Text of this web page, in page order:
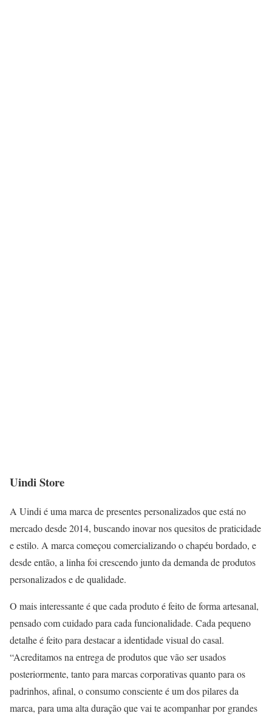
Uindi Store
A Uindi é uma marca de presentes personalizados que está no
mercado desde 2014, buscando inovar nos quesitos de praticidade
e estilo. A marca começou comercializando o chapéu bordado, e
desde então, a linha foi crescendo junto da demanda de produtos
personalizados e de qualidade.
O mais interessante é que cada produto é feito de forma artesanal,
pensado com cuidado para cada funcionalidade. Cada pequeno
detalhe é feito para destacar a identidade visual do casal.
“Acreditamos na entrega de produtos que vão ser usados
posteriormente, tanto para marcas corporativas quanto para os
padrinhos, afinal, o consumo consciente é um dos pilares da
marca, para uma alta duração que vai te acompanhar por grandes